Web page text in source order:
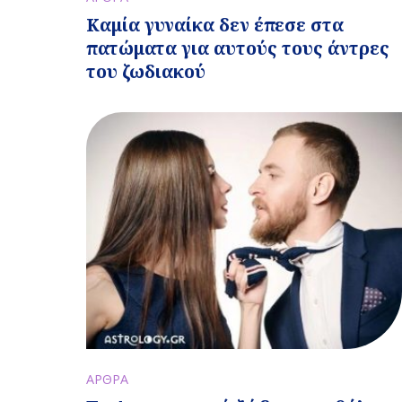
Καμία γυναίκα δεν έπεσε στα
πατώματα για αυτούς τους άντρες
του ζωδιακού
ΑΡΘΡΑ